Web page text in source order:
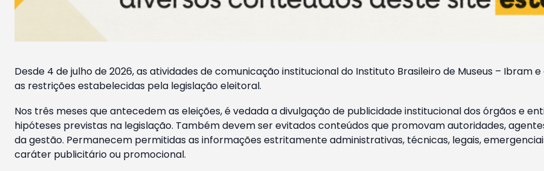
Desde 4 de julho de 2026, as atividades de comunicação institucional do Instituto Brasileiro de Museus – Ibram
as restrições estabelecidas pela legislação eleitoral.
Nos três meses que antecedem as eleições, é vedada a divulgação de publicidade institucional dos órgãos e
hipóteses previstas na legislação. Também devem ser evitados conteúdos que promovam autoridades,
da gestão. Permanecem permitidas as informações estritamente administrativas, técnicas, legais,
caráter publicitário ou promocional.